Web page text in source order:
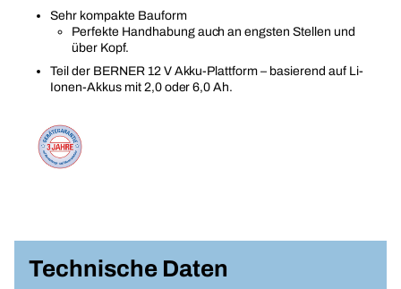
Sehr kompakte Bauform
Perfekte Handhabung auch an engsten Stellen und
über Kopf.
Teil der BERNER 12 V Akku-Plattform – basierend auf Li-
Ionen-Akkus mit 2,0 oder 6,0 Ah.
Technische Daten